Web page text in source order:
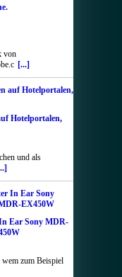
von
[...]
Hotelportalen,
und als
Ear Sony MDR-
zum Beispiel